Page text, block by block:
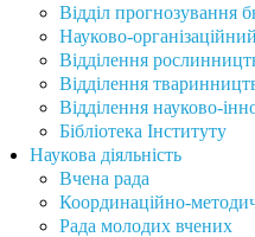
Відділ прогнозування
Науково-
Відділення
Відділення
Відділення науково-
Бібліотека Інституту
Наукова діяльність
Вчена рада
Координаційно-
Рада молодих вчених